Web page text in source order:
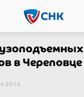
в Череповце
2016